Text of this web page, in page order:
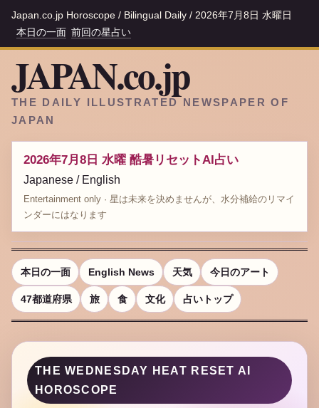
Japan.co.jp Horoscope / Bilingual Daily / 2026年7月8日 水曜日
本日の一面 前回の星占い
JAPAN.co.jp
THE DAILY ILLUSTRATED NEWSPAPER OF
JAPAN
2026年7月8日 水曜 酷暑リセットAI占い
Japanese / English
Entertainment only · 星は未来を決めませんが、水分補給のリマイ
ンダーにはなります
本日の一面 English News 天気 今日のアート
47都道府県 旅 食 文化 占いトップ
THE WEDNESDAY HEAT RESET AI
HOROSCOPE